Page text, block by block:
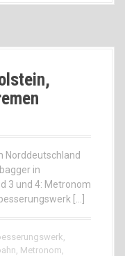
Norddeutschland
in
3 und 4: Metronom
[…]
,
, Metronom,